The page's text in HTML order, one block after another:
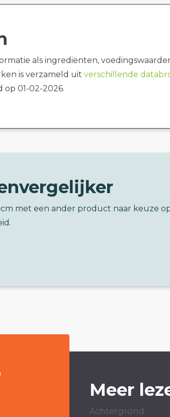
als ingrediënten,
is verzameld uit verschillende
op 01-02-2026.
met een ander product naar keuze
Meer
Achtergrond